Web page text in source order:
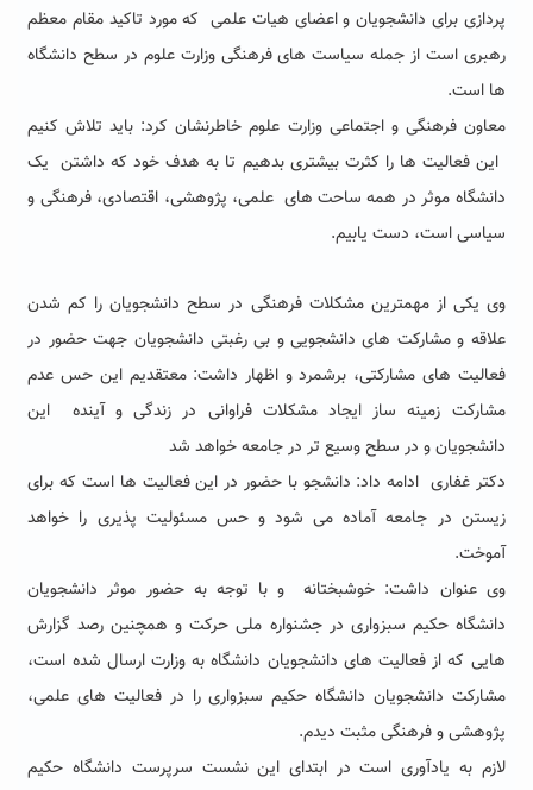
پردازی برای دانشجویان و اعضای هیات علمی که مورد تاکید مقام معظم
رهبری است از جمله سیاست های فرهنگی وزارت علوم در سطح دانشگاه
ها است.
معاون فرهنگی و اجتماعی وزارت علوم خاطرنشان کرد: باید تلاش کنیم
این فعالیت ها را کثرت بیشتری بدهیم تا به هدف خود که داشتن یک
دانشگاه موثر در همه ساحت های علمی، پژوهشی، اقتصادی، فرهنگی و
سیاسی است، دست یابیم.
وی یکی از مهمترین مشکلات فرهنگی در سطح دانشجویان را کم شدن
علاقه و مشارکت های دانشجویی و بی رغبتی دانشجویان جهت حضور در
فعالیت های مشارکتی، برشمرد و اظهار داشت: معتقدیم این حس عدم
مشارکت زمینه ساز ایجاد مشکلات فراوانی در زندگی و آینده این
دانشجویان و در سطح وسیع تر در جامعه خواهد شد
دکتر غفاری ادامه داد: دانشجو با حضور در این فعالیت ها است که برای
زیستن در جامعه آماده می شود و حس مسئولیت پذیری را خواهد
آموخت.
وی عنوان داشت: خوشبختانه و با توجه به حضور موثر دانشجویان
دانشگاه حکیم سبزواری در جشنواره ملی حرکت و همچنین رصد گزارش
هایی که از فعالیت های دانشجویان دانشگاه به وزارت ارسال شده است،
مشارکت دانشجویان دانشگاه حکیم سبزواری را در فعالیت های علمی،
پژوهشی و فرهنگی مثبت دیدم.
لازم به یادآوری است در ابتدای این نشست سرپرست دانشگاه حکیم